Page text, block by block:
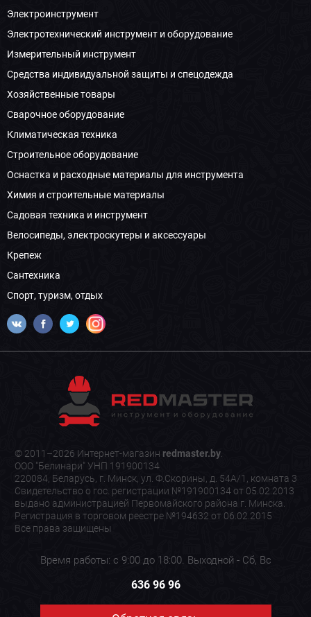
Электроинструмент
Электротехнический инструмент и оборудование
Измерительный инструмент
Средства индивидуальной защиты и спецодежда
Хозяйственные товары
Сварочное оборудование
Климатическая техника
Строительное оборудование
Оснастка и расходные материалы для инструмента
Химия и строительные материалы
Садовая техника и инструмент
Велосипеды, электроскутеры и аксессуары
Крепеж
Сантехника
Спорт, туризм, отдых
© 2011–2026 Интернет-магазин redmaster.by.
ООО "Белинари" УНП 191900134
220084, Беларусь, г. Минск, ул. Ф.Скорины, д. 54А/1, комната 3
Свидетельство о гос. регистрации №191900134 от 05.02.2013
выдано администрацией Первомайского района г. Минска.
Регистрация в торговом реестре №194632 от 06.02.2015
Все права защищены
Время работы: с 9:00 до 18:00. Выходной - Сб, Вс
636 96 96